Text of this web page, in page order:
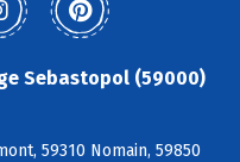
Sebastopol (59000)
59310 Nomain, 59850